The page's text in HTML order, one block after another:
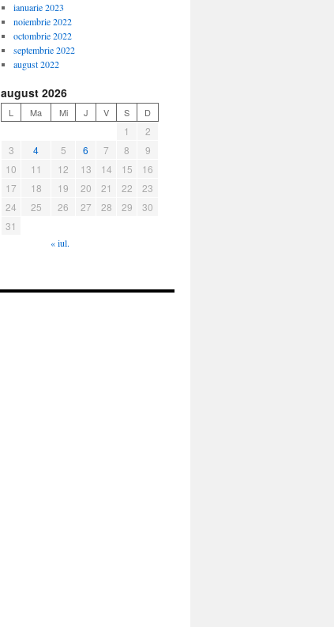
ianuarie 2023
noiembrie 2022
octombrie 2022
septembrie 2022
august 2022
august 2026
L Ma Mi J V S D
1
2
3
4 5 6 7 8
9
10
11 12 13 14 15
16
17
18 19 20 21 22
23
24
25 26 27 28 29
30
31
« iul.